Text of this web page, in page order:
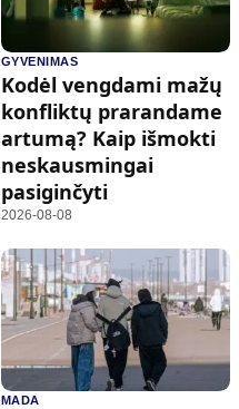
GYVENIMAS
Kodėl vengdami mažų
konfliktų prarandame
artumą? Kaip išmokti
neskausmingai
pasiginčyti
2026-08-08
MADA